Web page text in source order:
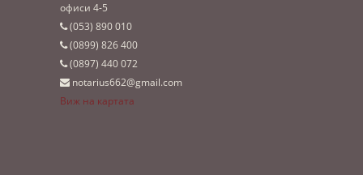
офиси 4-5
(053)­ 890 010
(0899)­ 826 400
(0897)­ 440 072
notarius662@gmail.com
Виж на картата